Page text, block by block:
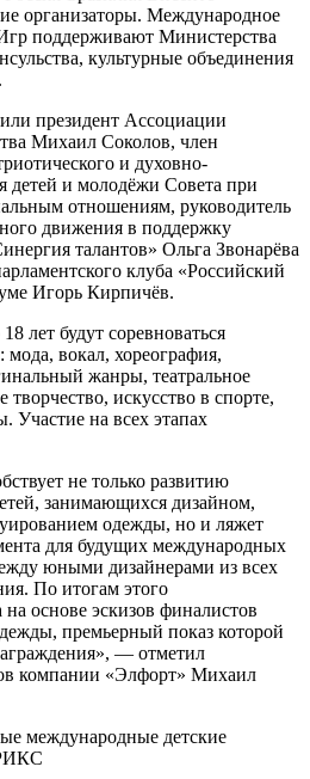
организаторы. Международное
поддерживают Министерства
культурные объединения
президент Ассоциации
Михаил Соколов, член
и духовно-
детей и молодёжи Совета при
отношениям, руководитель
движения в поддержку
талантов» Ольга Звонарёва
клуба «Российский
Игорь Кирпичёв.
лет будут соревноваться
вокал, хореография,
жанры, театральное
творчество, искусство в спорте,
Участие на всех этапах
не только развитию
занимающихся дизайном,
одежды, но и ляжет
для будущих международных
юными дизайнерами из всех
По итогам этого
основе эскизов финалистов
премьерный показ которой
— отметил
компании «Элфорт» Михаил